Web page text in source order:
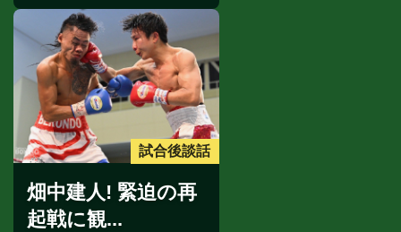
試合後談話
畑中建人! 緊迫の再
起戦に観...